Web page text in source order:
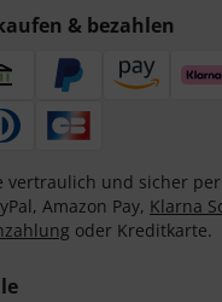
& bezahlen
vertraulich und sicher
Amazon Pay, Klarna
oder Kreditkarte.